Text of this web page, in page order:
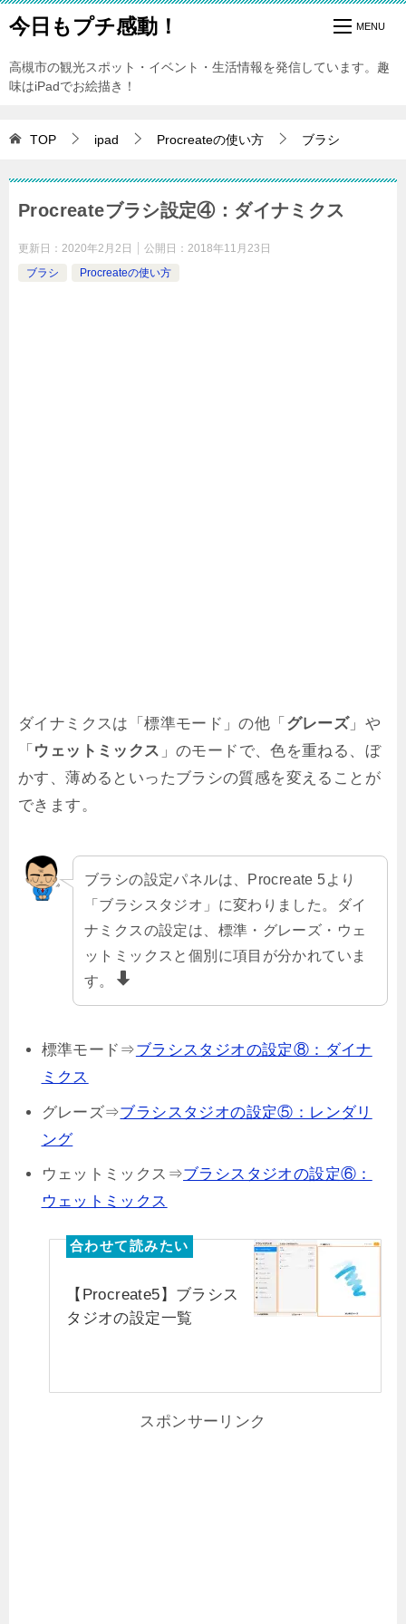
今日もプチ感動！
高槻市の観光スポット・イベント・生活情報を発信しています。趣
味はiPadでお絵描き！
TOP ipad Procreateの使い方 ブラシ
Procreateブラシ設定④：ダイナミクス
更新日： 2020年2月2日 公開日： 2018年11月23日
ブラシ
Procreateの使い方
ダイナミクスは「標準モード」の他「 グレーズ」や
「 ウェットミックス 」のモードで、色を重ねる、ぼ
かす、薄めるといったブラシの質感を変えることが
できます。
ブラシの設定パネルは、Procreate 5より
「ブラシスタジオ」に変わりました。ダイ
ナミクスの設定は、標準・グレーズ・ウェ
ットミックスと個別に項目が分かれていま
す。
標準モード⇒ブラシスタジオの設定⑧：ダイナ
ミクス
グレーズ⇒ブラシスタジオの設定⑤：レンダリ
ング
ウェットミックス⇒ブラシスタジオの設定⑥：
ウェットミックス
【Procreate5】ブラシス
タジオの設定一覧
スポンサーリンク